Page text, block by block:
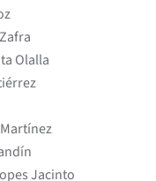
Olalla
Jacinto